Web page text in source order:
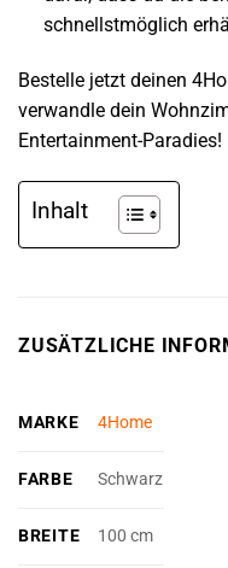
schnellstmöglich
Bestelle jetzt deinen
verwandle dein
Entertainment-Paradies!
Inhalt
ZUSÄTZLICHE
MARKE 4Home
FARBE Schwarz
BREITE 100 cm